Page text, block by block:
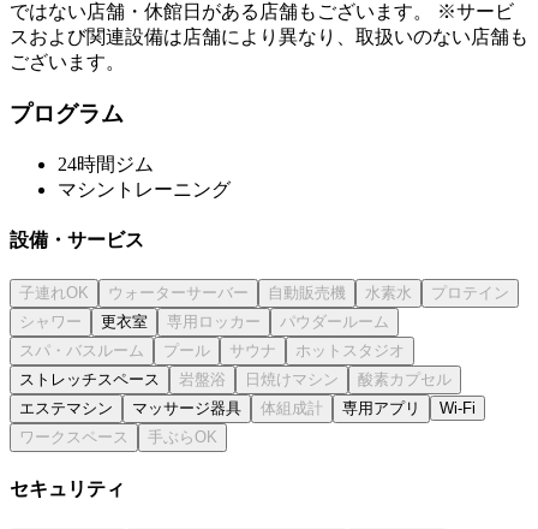
ではない店舗・休館日がある店舗もございます。 ※サービ
スおよび関連設備は店舗により異なり、取扱いのない店舗も
ございます。
プログラム
24時間ジム
マシントレーニング
設備・サービス
更衣室
ストレッチスペース
エステマシン
マッサージ器具 専用アプリ Wi-Fi
セキュリティ